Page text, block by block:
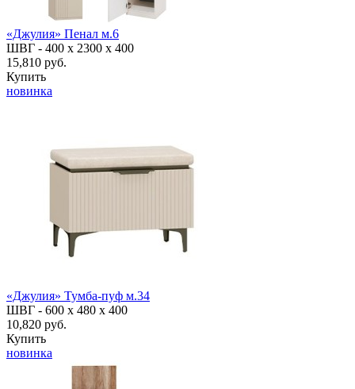
«Джулия» Пенал м.6
ШВГ - 400 х 2300 х 400
15,810 руб.
Купить
новинка
«Джулия» Тумба-пуф м.34
ШВГ - 600 х 480 х 400
10,820 руб.
Купить
новинка